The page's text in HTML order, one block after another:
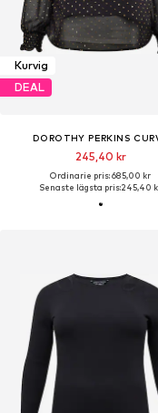
Kurvig
DEAL
DOROTHY PERKINS
245,40 kr
Ordinarie pris: 685,00 kr
Senaste lägsta pris:245,40